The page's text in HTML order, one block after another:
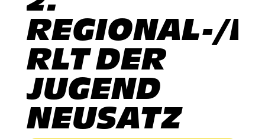
REGIONAL-/E-
RLT DER
JUGEND
NEUSATZ